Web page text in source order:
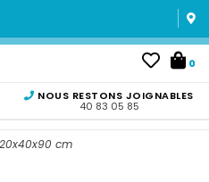
0
NOUS RESTONS JOIGNABLES
40 83 05 85
cm